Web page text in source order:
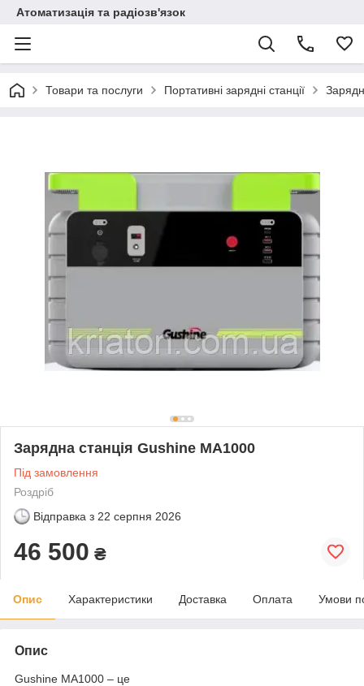
Атоматизація та радіозв'язок
Товари та послуги Портативні зарядні станції
Зарядна станція Gushine MA1000
Під замовлення
Роздріб
Відправка з 22 серпня 2026
46 500 ₴
Опис Характеристики Доставка Оплата Умови
Опис
Gushine MA1000 – це